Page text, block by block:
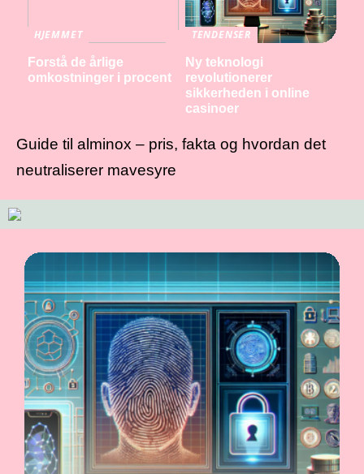
HJEMMET
Forstå de årlige
omkostninger i procent
TENDENSER
Ny teknologi
revolutionerer
sikkerheden i online
casinoer
Guide til alminox – pris, fakta og hvordan det
neutraliserer mavesyre